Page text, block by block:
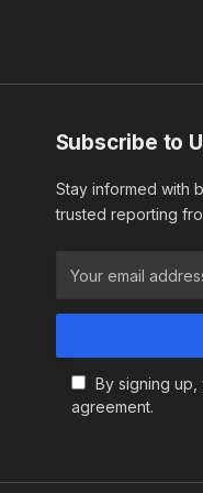
Subscribe to
Stay informed with
trusted reporting
By signing
agreement.